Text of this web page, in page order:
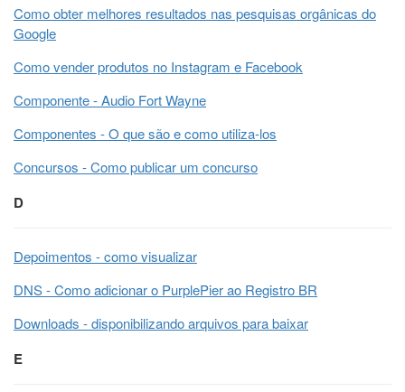
Como obter melhores resultados nas pesquisas orgânicas do
Google
Como vender produtos no Instagram e Facebook
Componente - Audio Fort Wayne
Componentes - O que são e como utiliza-los
Concursos - Como publicar um concurso
D
Depoimentos - como visualizar
DNS - Como adicionar o PurplePier ao Registro BR
Downloads - disponibilizando arquivos para baixar
E